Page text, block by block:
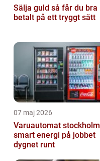
Sälja guld så får du bra
betalt på ett tryggt sätt
07 maj 2026
Varuautomat stockholm
smart energi på jobbet
dygnet runt